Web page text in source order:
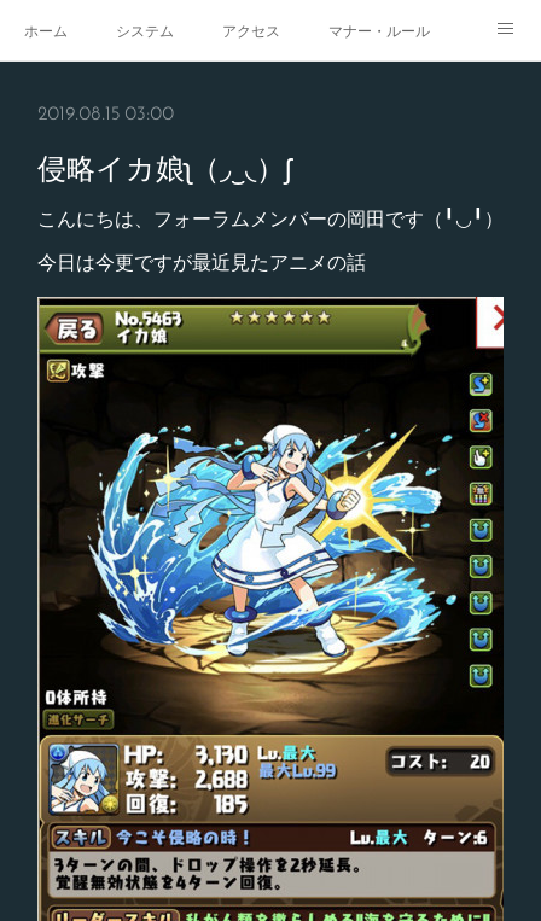
ホーム システム アクセス マナー・ルール
2019.08.15 03:00
侵略イカ娘ʅ（◞‿◟）ʃ
こんにちは、フォーラムメンバーの岡田です（╹◡╹）
今日は今更ですが最近見たアニメの話